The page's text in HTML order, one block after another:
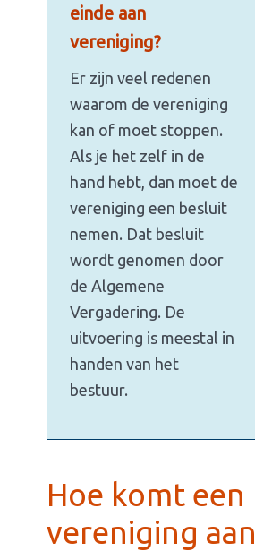
einde aan
vereniging?
Er zijn veel redenen
waarom de vereniging
kan of moet stoppen.
Als je het zelf in de
hand hebt, dan moet de
vereniging een besluit
nemen. Dat besluit
wordt genomen door
de Algemene
Vergadering. De
uitvoering is meestal in
handen van het
bestuur.
Hoe komt een
vereniging aan